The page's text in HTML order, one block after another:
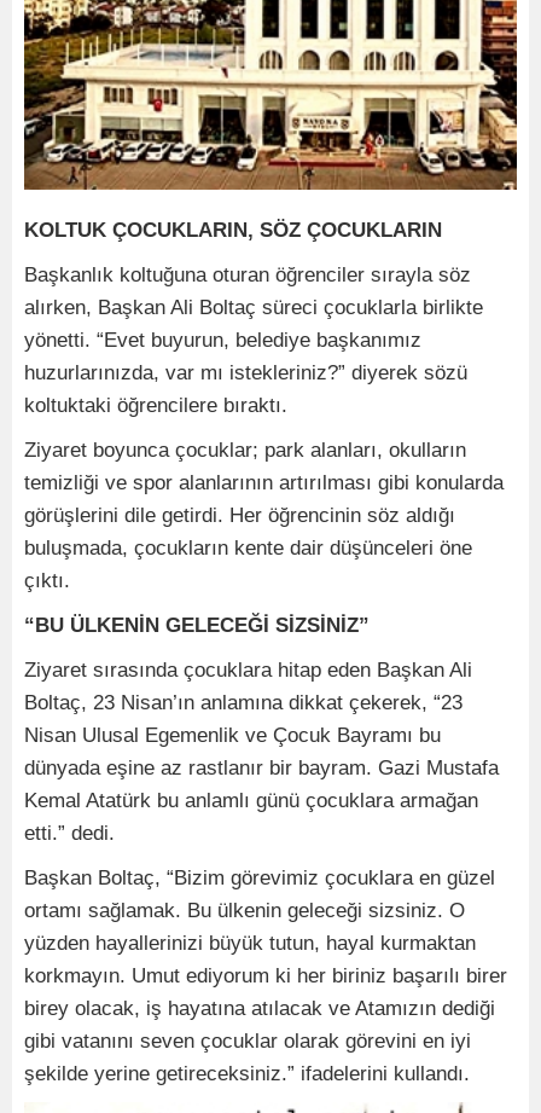
KOLTUK ÇOCUKLARIN, SÖZ ÇOCUKLARIN
Başkanlık koltuğuna oturan öğrenciler sırayla söz
alırken, Başkan Ali Boltaç süreci çocuklarla birlikte
yönetti. “Evet buyurun, belediye başkanımız
huzurlarınızda, var mı istekleriniz?” diyerek sözü
koltuktaki öğrencilere bıraktı.
Ziyaret boyunca çocuklar; park alanları, okulların
temizliği ve spor alanlarının artırılması gibi konularda
görüşlerini dile getirdi. Her öğrencinin söz aldığı
buluşmada, çocukların kente dair düşünceleri öne
çıktı.
“BU ÜLKENİN GELECEĞİ SİZSİNİZ”
Ziyaret sırasında çocuklara hitap eden Başkan Ali
Boltaç, 23 Nisan’ın anlamına dikkat çekerek, “23
Nisan Ulusal Egemenlik ve Çocuk Bayramı bu
dünyada eşine az rastlanır bir bayram. Gazi Mustafa
Kemal Atatürk bu anlamlı günü çocuklara armağan
etti.” dedi.
Başkan Boltaç, “Bizim görevimiz çocuklara en güzel
ortamı sağlamak. Bu ülkenin geleceği sizsiniz. O
yüzden hayallerinizi büyük tutun, hayal kurmaktan
korkmayın. Umut ediyorum ki her biriniz başarılı birer
birey olacak, iş hayatına atılacak ve Atamızın dediği
gibi vatanını seven çocuklar olarak görevini en iyi
şekilde yerine getireceksiniz.” ifadelerini kullandı.